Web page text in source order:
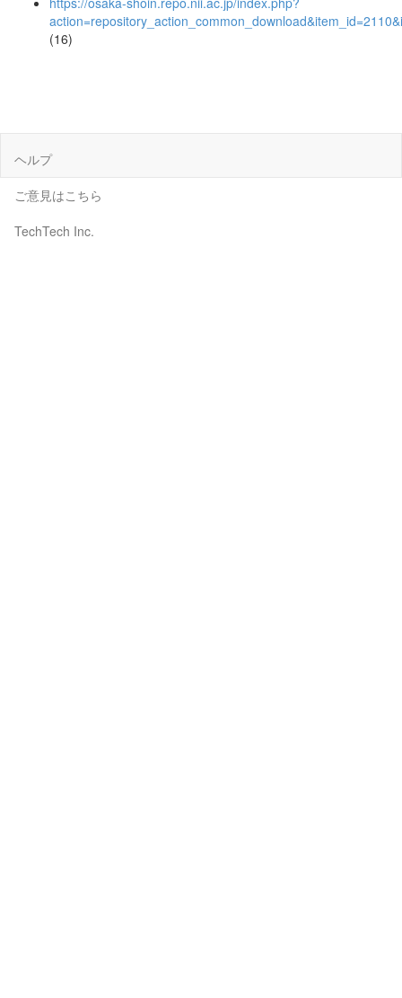
(16)
ヘルプ
ご意見はこちら
TechTech Inc.